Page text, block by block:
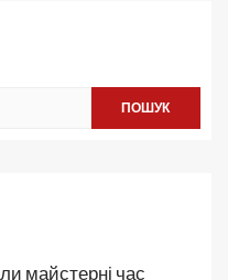
ПОШУК
майстерні час